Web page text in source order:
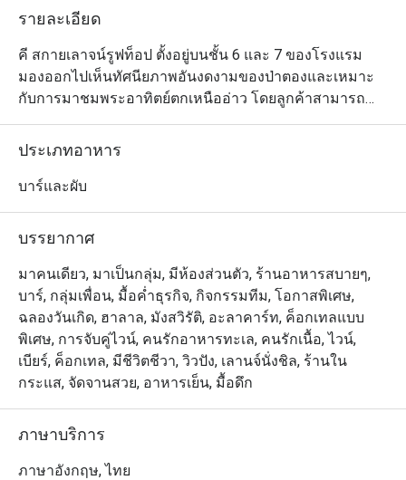
รายละเอียด
คี สกายเลาจน์รูฟท็อป ตั้งอยู่บนชั้น 6 และ 7 ของโรงแรม
มองออกไปเห็นทัศนียภาพอันงดงามของป่าตองและเหมาะ
กับการมาชมพระอาทิตย์ตกเหนืออ่าว โดยลูกค้าสามารถ
เดินจากถนนบางลาและหาดป่าตองที่มีชื่อเสียงได้สบายๆ
สำหรับบรรยากาศและการตกแต่งร้านนั้น โดดเด่นด้วยรูป
โซฟาหรูหรา บาร์ทรงกลม และแม้แต่อ่างจากุซซี่บนชั้น
เพลิดเพลินกับอาหารจานอร่อยใต้ท้องฟ้าสีสวยกับคนรู้ใจ
เมนูที่แนะนำให้ลอง ได้แก่ ปลาหิมะทอดเสิรฟ์พร้อมมันบด
ซอสทรัฟเฟิลและหอยเชลล์ย่างเสิร์ฟพร้อมซอสสไตล์ภาคใต้
รวมถึงซี่โครงหมูบาร์บีคิวสไตล์ใต้
ประเภทอาหาร
บาร์และผับ
บรรยากาศ
มาคนเดียว, มาเป็นกลุ่ม, มีห้องส่วนตัว, ร้านอาหารสบายๆ,
บาร์, กลุ่มเพื่อน, มื้อค่ำธุรกิจ, กิจกรรมทีม, โอกาสพิเศษ,
ฉลองวันเกิด, ฮาลาล, มังสวิรัติ, อะลาคาร์ท, ค็อกเทลแบบ
พิเศษ, การจับคู่ไวน์, คนรักอาหารทะเล, คนรักเนื้อ, ไวน์,
เบียร์, ค็อกเทล, มีชีวิตชีวา, วิวปัง, เลานจ์นั่งชิล, ร้านใน
กระแส, จัดจานสวย, อาหารเย็น, มื้อดึก
ภาษาบริการ
ภาษาอังกฤษ, ไทย